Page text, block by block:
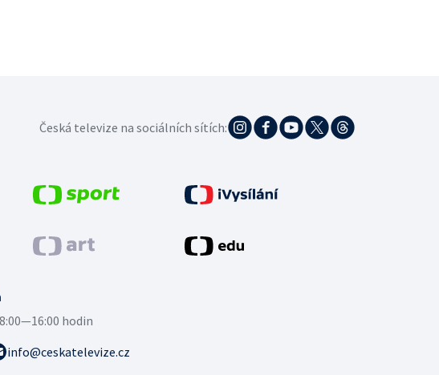
8:00—16:00 hodin
info@ceskatelevize.cz
Česká televize na sociálních sítích: